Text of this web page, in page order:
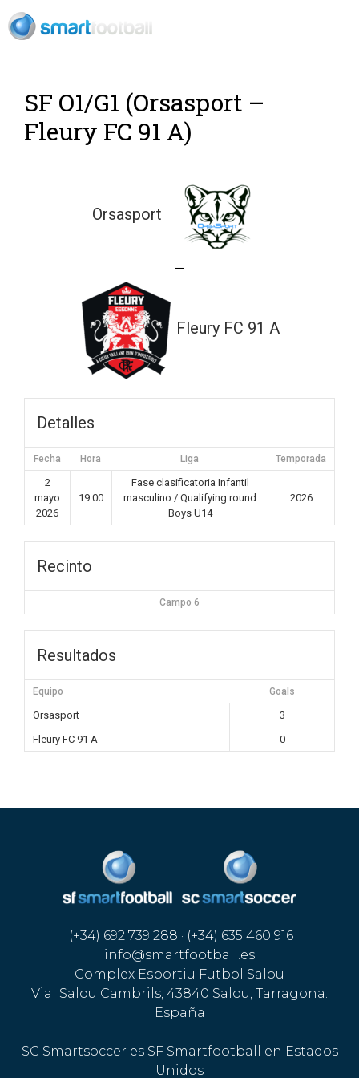
SF O1/G1 (Orsasport –
Fleury FC 91 A)
Orsasport
—
Fleury FC 91 A
Detalles
Fecha Hora Liga Temporada
2
mayo
2026
19:00
Fase clasificatoria Infantil
masculino / Qualifying round
Boys U14
2026
Recinto
Campo 6
Resultados
Equipo Goals
Orsasport
3
Fleury FC 91 A
0
(+34) 692 739 288 · (+34) 635 460 916
info@smartfootball.es
Complex Esportiu Futbol Salou
Vial Salou Cambrils, 43840 Salou, Tarragona.
España
SC Smartsoccer es SF Smartfootball en Estados
Unidos